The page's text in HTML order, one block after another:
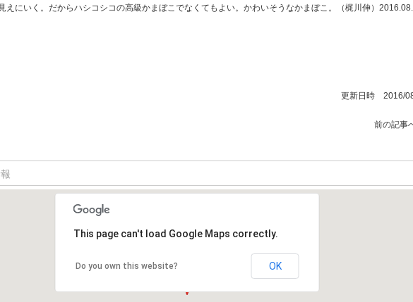
えにいく。だからハシコシコの高級かまぼこでなくてもよい。かわいそうなかまぼこ。（梶川伸）
更新日時 2016/
前の記事
This page can't load Google Maps correctly.
Do you own this website? OK